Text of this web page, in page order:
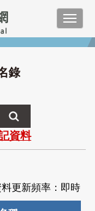
錄
資料
料更新頻率：即時